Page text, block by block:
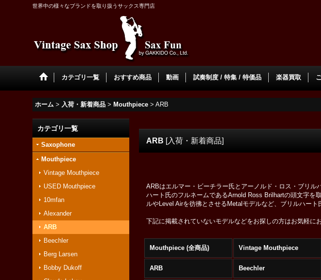
世界中の様々なブランドを取り扱うサックス専門店
カテゴリ一覧 おすすめ商品 動画 試奏制度 / 特集 / 特価品 楽器買取
ホーム > 入荷・新着商品 > Mouthpiece > ARB
カテゴリ一覧
Saxophone
Mouthpiece
Vintage Mouthpiece
USED Mouthpiece
10mfan
Alexander
ARB
Beechler
Berg Larsen
Bobby Dukoff
ARB [入荷・新着商品]
ARBはエルマー・ビーチラー氏とアーノルド・ロス・ブリ
ハート氏のフルネームであるArnold Ross Brilhartの頭文字を
ルやLevel Airを彷彿とさせるMetalモデルなど、ブリルハー
下記に掲載されていないモデルなどをお探しの方はお気軽に
Mouthpiece (全商品) Vintage Mouthpiece
ARB Beechler